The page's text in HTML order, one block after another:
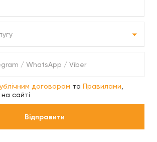
договором та Правилами
сайті
Відправити